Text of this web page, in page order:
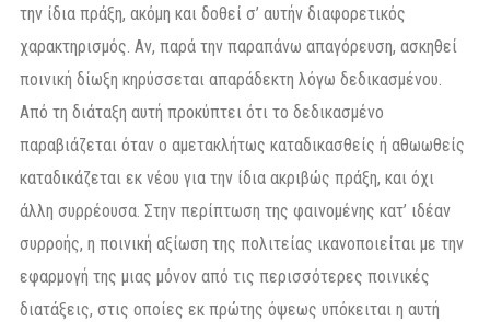
την ίδια πράξη, ακόμη και δοθεί σ’ αυτήν διαφορετικός
χαρακτηρισμός. Αν, παρά την παραπάνω απαγόρευση, ασκηθεί
ποινική δίωξη κηρύσσεται απαράδεκτη λόγω δεδικασμένου.
Από τη διάταξη αυτή προκύπτει ότι το δεδικασμένο
παραβιάζεται όταν ο αμετακλήτως καταδικασθείς ή αθωωθείς
καταδικάζεται εκ νέου για την ίδια ακριβώς πράξη, και όχι
άλλη συρρέουσα. Στην περίπτωση της φαινομένης κατ’ ιδέαν
συρροής, η ποινική αξίωση της πολιτείας ικανοποιείται με την
εφαρμογή της μιας μόνον από τις περισσότερες ποινικές
διατάξεις, στις οποίες εκ πρώτης όψεως υπόκειται η αυτή